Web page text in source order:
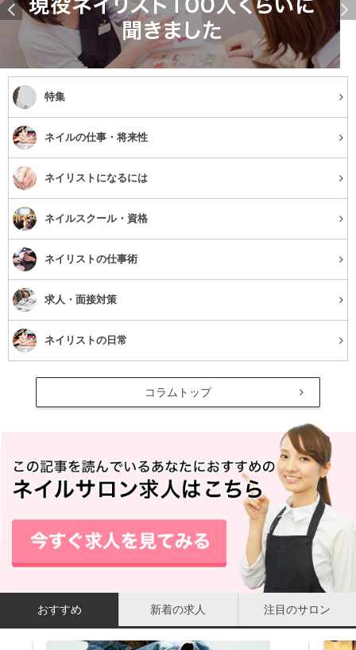
特集
ネイルの仕事・将来性
ネイリストになるには
ネイルスクール・資格
ネイリストの仕事術
求人・面接対策
ネイリストの日常
コラムトップ
おすすめ 新着の求人 注目のサロン